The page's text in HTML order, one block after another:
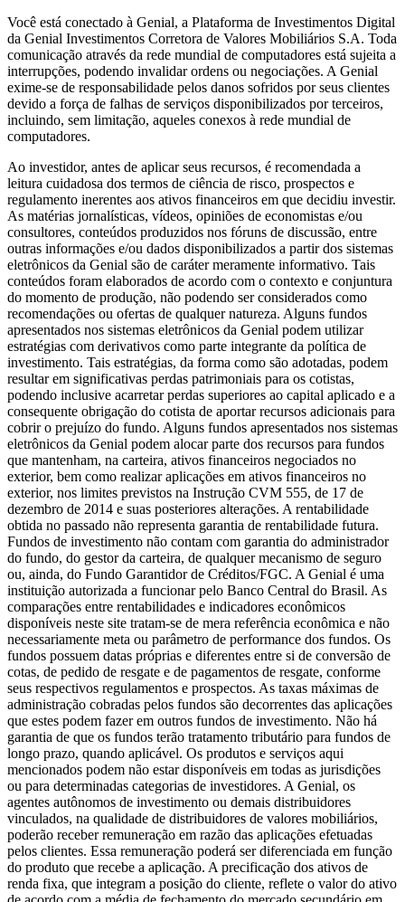
Você está conectado à Genial, a Plataforma de Investimentos Digital
da Genial Investimentos Corretora de Valores Mobiliários S.A. Toda
comunicação através da rede mundial de computadores está sujeita a
interrupções, podendo invalidar ordens ou negociações. A Genial
exime-se de responsabilidade pelos danos sofridos por seus clientes
devido a força de falhas de serviços disponibilizados por terceiros,
incluindo, sem limitação, aqueles conexos à rede mundial de
computadores.
Ao investidor, antes de aplicar seus recursos, é recomendada a
leitura cuidadosa dos termos de ciência de risco, prospectos e
regulamento inerentes aos ativos financeiros em que decidiu investir.
As matérias jornalísticas, vídeos, opiniões de economistas e/ou
consultores, conteúdos produzidos nos fóruns de discussão, entre
outras informações e/ou dados disponibilizados a partir dos sistemas
eletrônicos da Genial são de caráter meramente informativo. Tais
conteúdos foram elaborados de acordo com o contexto e conjuntura
do momento de produção, não podendo ser considerados como
recomendações ou ofertas de qualquer natureza. Alguns fundos
apresentados nos sistemas eletrônicos da Genial podem utilizar
estratégias com derivativos como parte integrante da política de
investimento. Tais estratégias, da forma como são adotadas, podem
resultar em significativas perdas patrimoniais para os cotistas,
podendo inclusive acarretar perdas superiores ao capital aplicado e a
consequente obrigação do cotista de aportar recursos adicionais para
cobrir o prejuízo do fundo. Alguns fundos apresentados nos sistemas
eletrônicos da Genial podem alocar parte dos recursos para fundos
que mantenham, na carteira, ativos financeiros negociados no
exterior, bem como realizar aplicações em ativos financeiros no
exterior, nos limites previstos na Instrução CVM 555, de 17 de
dezembro de 2014 e suas posteriores alterações. A rentabilidade
obtida no passado não representa garantia de rentabilidade futura.
Fundos de investimento não contam com garantia do administrador
do fundo, do gestor da carteira, de qualquer mecanismo de seguro
ou, ainda, do Fundo Garantidor de Créditos/FGC. A Genial é uma
instituição autorizada a funcionar pelo Banco Central do Brasil. As
comparações entre rentabilidades e indicadores econômicos
disponíveis neste site tratam-se de mera referência econômica e não
necessariamente meta ou parâmetro de performance dos fundos. Os
fundos possuem datas próprias e diferentes entre si de conversão de
cotas, de pedido de resgate e de pagamentos de resgate, conforme
seus respectivos regulamentos e prospectos. As taxas máximas de
administração cobradas pelos fundos são decorrentes das aplicações
que estes podem fazer em outros fundos de investimento. Não há
garantia de que os fundos terão tratamento tributário para fundos de
longo prazo, quando aplicável. Os produtos e serviços aqui
mencionados podem não estar disponíveis em todas as jurisdições
ou para determinadas categorias de investidores. A Genial, os
agentes autônomos de investimento ou demais distribuidores
vinculados, na qualidade de distribuidores de valores mobiliários,
poderão receber remuneração em razão das aplicações efetuadas
pelos clientes. Essa remuneração poderá ser diferenciada em função
do produto que recebe a aplicação. A precificação dos ativos de
renda fixa, que integram a posição do cliente, reflete o valor do ativo